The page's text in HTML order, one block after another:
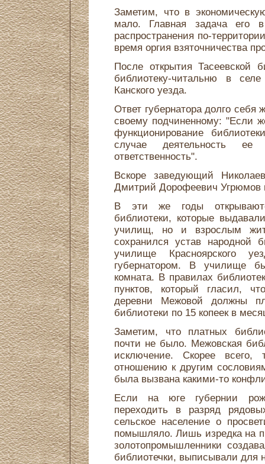
Заметим, что в
мало. Главная задача его
распространения по-
время оргия взяточничества
После открытия Тасеевской
библиотеку-читальню в
Канского уезда.
Ответ губернатора долго себя
своему подчиненному: "Если
функционирование
случае деятельность
ответственность".
Вскоре заведующий
Дмитрий Дорофеевич Угрюмов
В эти же годы
библиотеки, которые
училищ, но и взрослым
сохранился устав народной
училище Красноярского
губернатором. В училище
комната. В правилах
пунктов, который гласил,
деревни Межовой должны
библиотеки по 15 копеек в
Заметим, что платных
почти не было. Межовская
исключение. Скорее всего,
отношению к другим
была вызвана какими-то
Если на юге губернии
переходить в разряд
сельское население о
помышляло. Лишь изредка на
золотопромышленники
библиотечки, выписывали для